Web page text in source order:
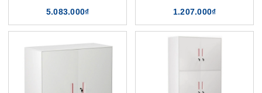
5.083.000₫ 1.207.000₫